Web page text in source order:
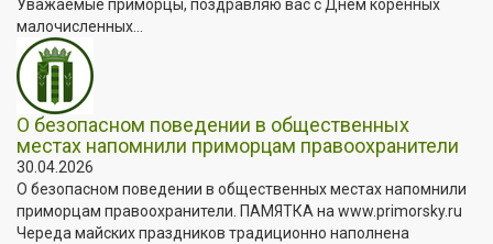
Уважаемые приморцы, поздравляю вас с Днём коренных
малочисленных...
О безопасном поведении в общественных
местах напомнили приморцам правоохранители
30.04.2026
О безопасном поведении в общественных местах напомнили
приморцам правоохранители. ПАМЯТКА на www.primorsky.ru
Череда майских праздников традиционно наполнена